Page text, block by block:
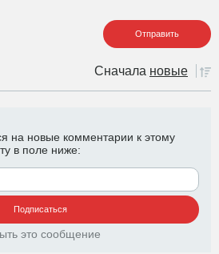
Сначала новые
на новые комментарии к этому
в поле ниже:
это сообщение